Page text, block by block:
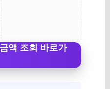
액 조회 바로가